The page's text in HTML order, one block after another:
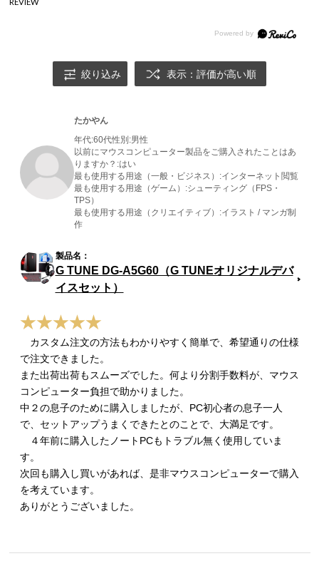
絞り込み 表示：評価が高い順
たかやん
年代:60代性別:男性
以前にマウスコンピューター製品をご購入されたことはあ
りますか？:はい
最も使用する用途（一般・ビジネス）:インターネット閲覧
最も使用する用途（ゲーム）:シューティング（FPS・
TPS）
最も使用する用途（クリエイティブ）:イラスト / マンガ制
作
G TUNE DG-A5G60（G TUNEオリジナルデバ
イスセット）
カスタム注文の方法もわかりやすく簡単で、希望通りの仕様
で注文できました。
また出荷出荷もスムーズでした。何より分割手数料が、マウス
コンピューター負担で助かりました。
中２の息子のために購入しましたが、PC初心者の息子一人
で、セットアップうまくできたとのことで、大満足です。
４年前に購入したノートPCもトラブル無く使用していま
す。
次回も購入し買いがあれば、是非マウスコンピューターで購入
を考えています。
ありがとうございました。